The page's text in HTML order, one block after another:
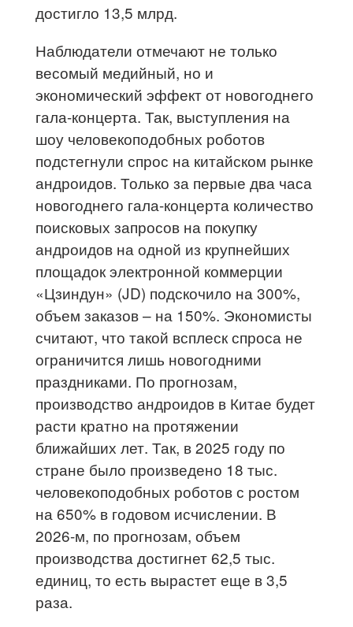
достигло 13,5 млрд.
Наблюдатели отмечают не только
весомый медийный, но и
экономический эффект от новогоднего
гала-концерта. Так, выступления на
шоу человекоподобных роботов
подстегнули спрос на китайском рынке
андроидов. Только за первые два часа
новогоднего гала-концерта количество
поисковых запросов на покупку
андроидов на одной из крупнейших
площадок электронной коммерции
«Цзиндун» (JD) подскочило на 300%,
объем заказов – на 150%. Экономисты
считают, что такой всплеск спроса не
ограничится лишь новогодними
праздниками. По прогнозам,
производство андроидов в Китае будет
расти кратно на протяжении
ближайших лет. Так, в 2025 году по
стране было произведено 18 тыс.
человекоподобных роботов с ростом
на 650% в годовом исчислении. В
2026-м, по прогнозам, объем
производства достигнет 62,5 тыс.
единиц, то есть вырастет еще в 3,5
раза.